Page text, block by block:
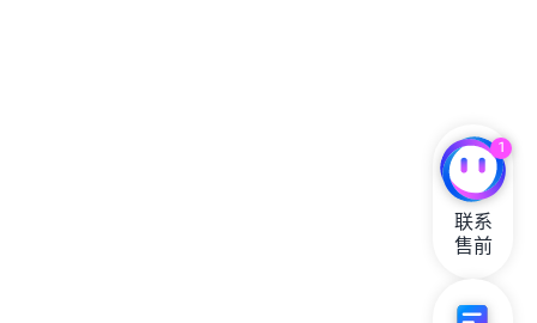
1
联系
售前